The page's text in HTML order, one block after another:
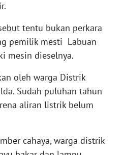
tentu bukan perkara
pemilik mesti Labuan
mesin dieselnya.
oleh warga Distrik
Sudah puluhan tahun
aliran listrik belum
cahaya, warga distrik